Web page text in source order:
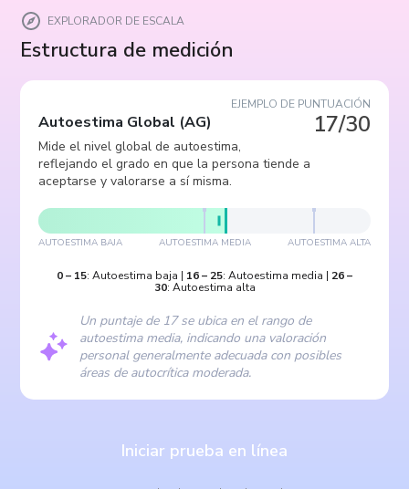
EXPLORADOR DE ESCALA
Estructura de medición
EJEMPLO DE PUNTUACIÓN
17/30
Autoestima Global (AG)
Mide el nivel global de autoestima,
reflejando el grado en que la persona tiende a
aceptarse y valorarse a sí misma.
AUTOESTIMA BAJA AUTOESTIMA MEDIA AUTOESTIMA ALTA
0– 15: Autoestima baja | 16– 25: Autoestima media | 26–
30: Autoestima alta
Un puntaje de 17 se ubica en el rango de
autoestima media, indicando una valoración
personal generalmente adecuada con posibles
áreas de autocrítica moderada.
Iniciar prueba en línea